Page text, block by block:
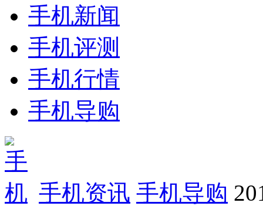
手机新闻
手机评测
手机行情
手机导购
手机资讯 手机导购